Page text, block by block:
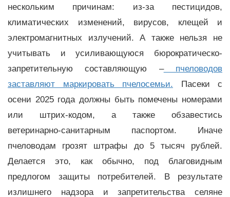
нескольким причинам: из-за пестицидов,
климатических изменений, вирусов, клещей и
электромагнитных излучений. А также нельзя не
учитывать и усиливающуюся бюрократическо-
запретительную составляющую –пчеловодов
заставляют маркировать пчелосемьи. Пасеки с
осени 2025 года должны быть помечены номерами
или штрих-кодом, а также обзавестись
ветеринарно-санитарным паспортом. Иначе
пчеловодам грозят штрафы до 5 тысяч рублей.
Делается это, как обычно, под благовидным
предлогом защиты потребителей. В результате
излишнего надзора и запретительства селяне